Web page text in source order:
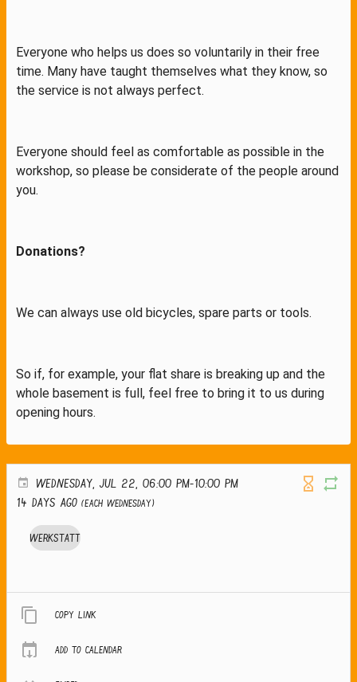
Everyone who helps us does so voluntarily in their free
time. Many have taught themselves what they know, so
the service is not always perfect.
Everyone should feel as comfortable as possible in the
workshop, so please be considerate of the people around
you.
Donations?
We can always use old bicycles, spare parts or tools.
So if, for example, your flat share is breaking up and the
whole basement is full, feel free to bring it to us during
opening hours.
WEDNESDAY, JUL 22, 06:00 PM-10:00 PM
14 days ago (Each Wednesday)
Werkstatt
Copy link
Add to calendar